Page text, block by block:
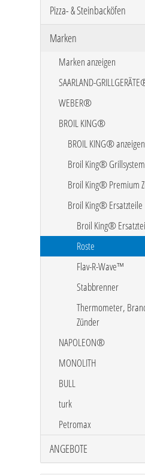
Pizza- & Steinbacköfen
Marken
Marken anzeigen
SAARLAND-
WEBER®
BROIL KING®
BROIL KING® anzeigen
Broil King®
Broil King® Premium
Broil King® Ersatzteile
Broil King®
Roste
Flav-R-Wave™
Stabbrenner
Thermometer,
Zünder
NAPOLEON®
MONOLITH
BULL
turk
Petromax
ANGEBOTE